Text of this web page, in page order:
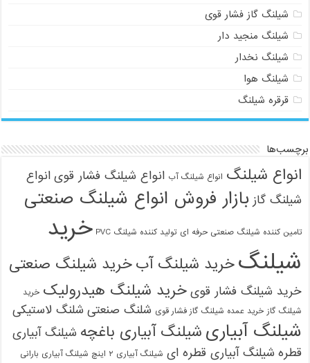
شیلنگ گاز فشار قوی
شیلنگ منجید دار
شیلنگ نخدار
شیلنگ هوا
قرقره شیلنگ
برچسب‌ها
انواع شیلنگ انواع شیلنگ آب انواع شیلنگ فشار قوی انواع
شیلنگ گاز بازار فروش انواع شیلنگ صنعتی
تامین کننده شیلنگ صنعتی حرفه ای تولید کننده شیلنگ PVC
خرید
شیلنگخرید شیلنگ آبخرید شیلنگ صنعتی
خرید شیلنگ فشار قوی خرید شیلنگ هیدرولیک خرید
شیلنگ گاز خرید عمده شیلنگ گاز فشار قوی شلنگ صنعتی شلنگ لاستیکی
شیلنگ آبیاری شیلنگ آبیاری باغچه شیلنگ آبیاری
قطره شیلنگ آبیاری قطره ای شیلنگ آبیاری ۲ اینچ شیلنگ آبیاری بارانی